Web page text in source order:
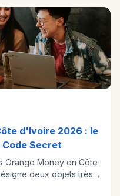
d'Ivoire 2026 : le
Code Secret
Orange Money en Côte
deux objets très